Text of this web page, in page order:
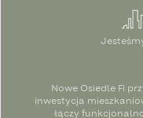
Nowe Osiedle Fi
inwestycja
łączy